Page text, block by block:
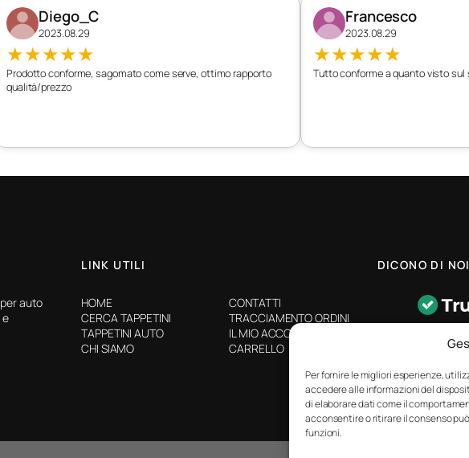
Per fornire le migliori esperienze,
accedere alle informazioni del
di elaborare dati come il
acconsentire o ritirare il consenso
funzioni.
Diego_C
2023.08.29
★★★★★
Prodotto conforme, sagomato come serve, ottimo rapporto
qualità/prezzo
Francesco
2023.08.29
★★★★★
Tutto conforme a quanto visto sul
auto
e
LINK UTILI
HOME
CERCA TAPPETINI
TAPPETINI AUTO
CHI SIAMO
CONTATTI
TRACCIAMENTO ORDINI
IL MIO ACCOUNT
CARRELLO
DICONO DI NOI
★4.8–